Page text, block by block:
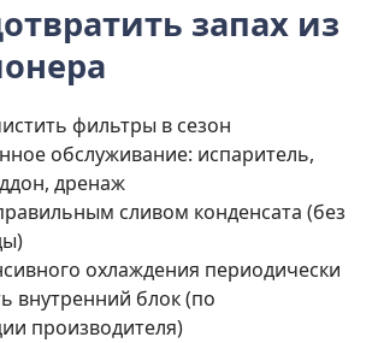
запах из
фильтры в сезон
обслуживание: испаритель,
дренаж
сливом конденсата (без
охлаждения периодически
внутренний блок (по
производителя)